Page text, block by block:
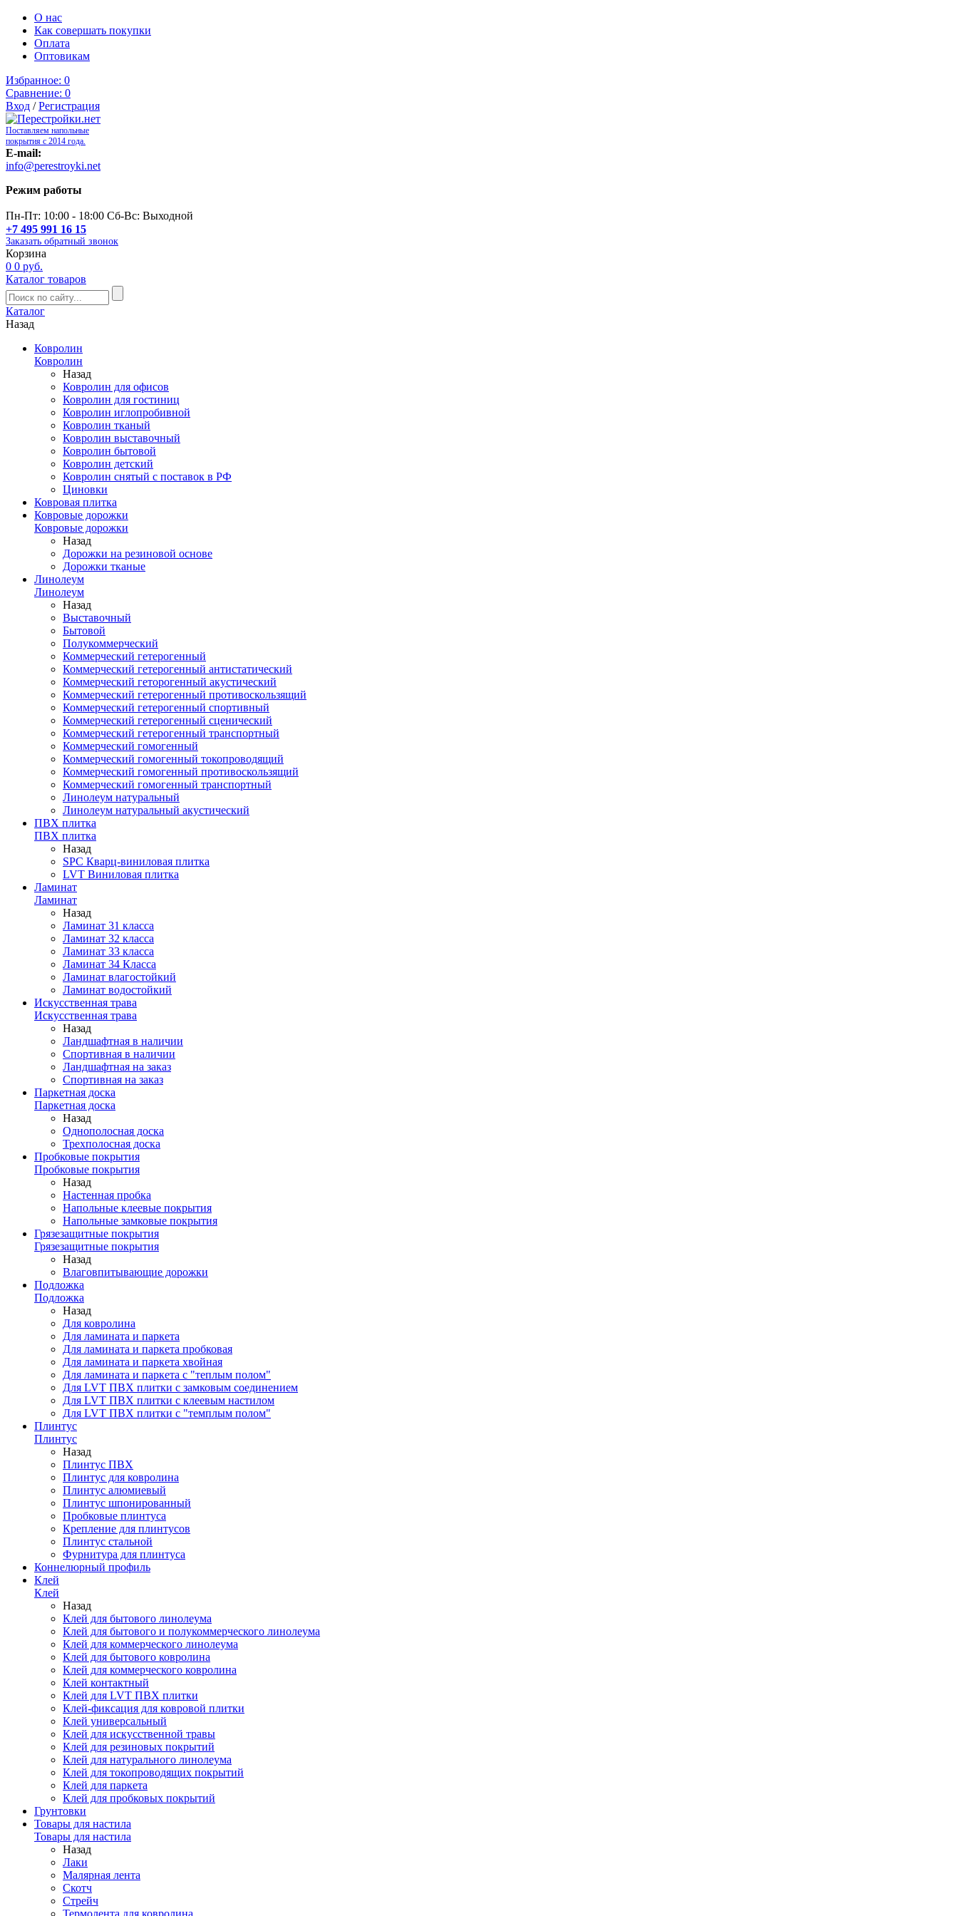
О нас
Как совершать покупки
Оплата
Оптовикам
Избранное: 0
Сравнение: 0
Вход /Регистрация
Поставляем напольные
покрытия с 2014 года.
E-mail:
info@perestroyki.net
Режим работы
Пн-Пт: 10:00 - 18:00 Сб-Вс: Выходной
+7 495 991 16 15
Заказать обратный звонок
Корзина
0 0 руб.
Каталог товаров
Каталог
Назад
Ковролин
Ковролин
Назад
Ковролин для офисов
Ковролин для гостиниц
Ковролин иглопробивной
Ковролин тканый
Ковролин выставочный
Ковролин бытовой
Ковролин детский
Ковролин снятый с поставок в РФ
Циновки
Ковровая плитка
Ковровые дорожки
Ковровые дорожки
Назад
Дорожки на резиновой основе
Дорожки тканые
Линолеум
Линолеум
Назад
Выставочный
Бытовой
Полукоммерческий
Коммерческий гетерогенный
Коммерческий гетерогенный антистатический
Коммерческий геторогенный акустический
Коммерческий гетерогенный противоскользящий
Коммерческий гетерогенный спортивный
Коммерческий гетерогенный сценический
Коммерческий гетерогенный транспортный
Коммерческий гомогенный
Коммерческий гомогенный токопроводящий
Коммерческий гомогенный противоскользящий
Коммерческий гомогенный транспортный
Линолеум натуральный
Линолеум натуральный акустический
ПВХ плитка
ПВХ плитка
Назад
SPC Кварц-виниловая плитка
LVT Виниловая плитка
Ламинат
Ламинат
Назад
Ламинат 31 класса
Ламинат 32 класса
Ламинат 33 класса
Ламинат 34 Класса
Ламинат влагостойкий
Ламинат водостойкий
Искусственная трава
Искусственная трава
Назад
Ландшафтная в наличии
Спортивная в наличии
Ландшафтная на заказ
Спортивная на заказ
Паркетная доска
Паркетная доска
Назад
Однополосная доска
Трехполосная доска
Пробковые покрытия
Пробковые покрытия
Назад
Настенная пробка
Напольные клеевые покрытия
Напольные замковые покрытия
Грязезащитные покрытия
Грязезащитные покрытия
Назад
Влаговпитывающие дорожки
Подложка
Подложка
Назад
Для ковролина
Для ламината и паркета
Для ламината и паркета пробковая
Для ламината и паркета хвойная
Для ламината и паркета с "теплым полом"
Для LVT ПВХ плитки с замковым соединением
Для LVT ПВХ плитки с клеевым настилом
Для LVT ПВХ плитки с "темплым полом"
Плинтус
Плинтус
Назад
Плинтус ПВХ
Плинтус для ковролина
Плинтус алюмиевый
Плинтус шпонированный
Пробковые плинтуса
Крепление для плинтусов
Плинтус стальной
Фурнитура для плинтуса
Коннелюрный профиль
Клей
Клей
Назад
Клей для бытового линолеума
Клей для бытового и полукоммерческого линолеума
Клей для коммерческого линолеума
Клей для бытового ковролина
Клей для коммерческого ковролина
Клей контактный
Клей для LVT ПВХ плитки
Клей-фиксация для ковровой плитки
Клей универсальный
Клей для искусственной травы
Клей для резиновых покрытий
Клей для натурального линолеума
Клей для токопроводящих покрытий
Клей для паркета
Клей для пробковых покрытий
Грунтовки
Товары для настила
Товары для настила
Назад
Лаки
Малярная лента
Скотч
Стрейч
Термолента для ковролина